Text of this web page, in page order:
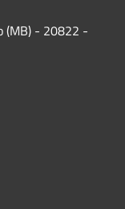
(MB) - 20822 -